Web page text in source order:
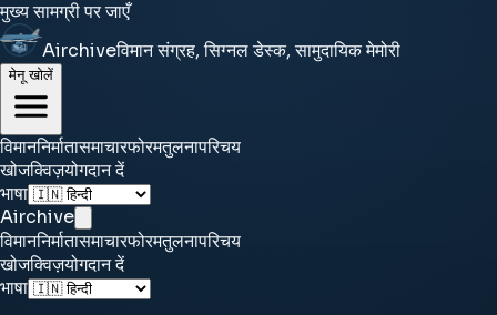
मुख्य सामग्री पर जाएँ
Airchiveविमान संग्रह, सिग्नल डेस्क, सामुदायिक मेमोरी
मेनू खोलें
विमाननिर्मातासमाचारफोरमतुलनापरिचय
खोजक्विज़योगदान दें
भाषा
Airchive
विमाननिर्मातासमाचारफोरमतुलनापरिचय
खोजक्विज़योगदान दें
भाषा